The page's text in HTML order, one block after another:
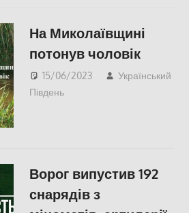
На Миколаївщині
потонув чоловік
15/06/2023
Український
Південь
Ворог випустив 192
снарядів з